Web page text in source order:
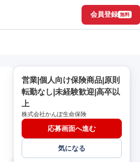
会員登録 無料
営業|個人向け保険商品|原則
転勤なし|未経験歓迎|高卒以
上
株式会社かんぽ生命保険
応募画面へ進む
気になる